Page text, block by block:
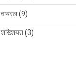
वायरल(9)
शख्शियत(3)